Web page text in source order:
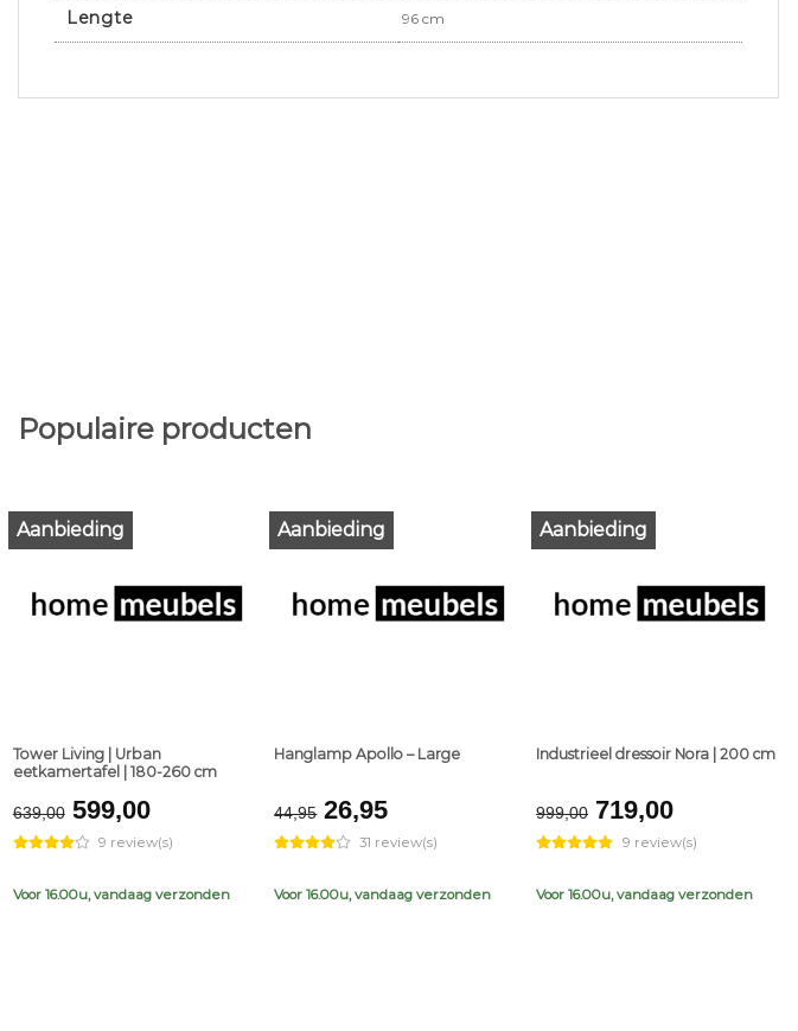
Lengte 96 cm
Populaire producten
Aanbieding
Tower Living | Urban
eetkamertafel | 180-260 cm
639,00 Original
price
was:
€639,00.
599,00Current
price
is:
€599,00.
9 review(s)
Voor 16.00u, vandaag verzonden
Aanbieding
Hanglamp Apollo – Large
44,95 Original
price
was:
€44,95.
26,95Current
price
is:
€26,95.
31 review(s)
Voor 16.00u, vandaag verzonden
Aanbieding
Industrieel dressoir Nora | 200 cm
999,00 Original
price
was:
€999,00.
719,00Current
price
is:
€719,00.
9 review(s)
Voor 16.00u, vandaag verzonden